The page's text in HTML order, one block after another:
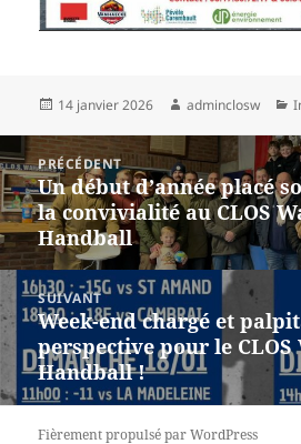
Publié
14 janvier 2026 Auteur
adminclosw
Navigation
de
l’article
PRÉCÉDENT
Article
précédent :
Un début d’année placé
la convivialité au CLOS
Handball
SUIVANT
Article
suivant :
Week-end chargé et
perspective pour le CLOS
Handball !
Fièrement propulsé par WordPress